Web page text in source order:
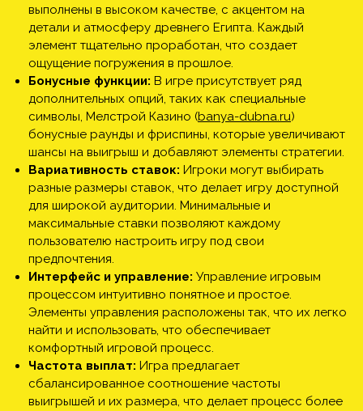
выполнены в высоком качестве, с акцентом на
детали и атмосферу древнего Египта. Каждый
элемент тщательно проработан, что создает
ощущение погружения в прошлое.
Бонусные функции: В игре присутствует ряд
дополнительных опций, таких как специальные
символы, Мелстрой Казино (banya-dubna.ru)
бонусные раунды и фриспины, которые увеличивают
шансы на выигрыш и добавляют элементы стратегии.
Вариативность ставок: Игроки могут выбирать
разные размеры ставок, что делает игру доступной
для широкой аудитории. Минимальные и
максимальные ставки позволяют каждому
пользователю настроить игру под свои
предпочтения.
Интерфейс и управление: Управление игровым
процессом интуитивно понятное и простое.
Элементы управления расположены так, что их легко
найти и использовать, что обеспечивает
комфортный игровой процесс.
Частота выплат: Игра предлагает
сбалансированное соотношение частоты
выигрышей и их размера, что делает процесс более